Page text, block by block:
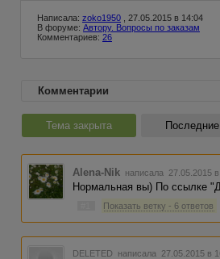
Написала: zoko1950 , 27.05.2015 в 14:04
В форуме: Автору. Вопросы по заказам
Комментариев: 26
Комментарии
Тема закрыта
Alena-Nik написала 27.05.2015
Нормальная вы) По ссылке
Показать ветку - 6 ответов
DELETED написала 27.05.2015 в